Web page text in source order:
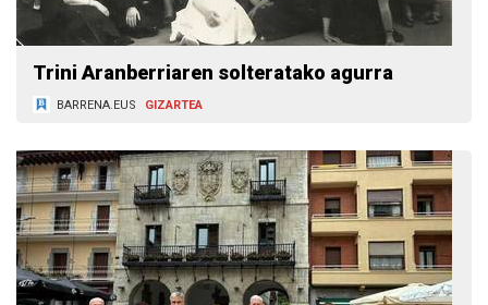
Trini Aranberriaren solteratako agurra
BARRENA.EUS GIZARTEA